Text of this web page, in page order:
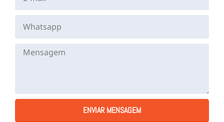
ENVIAR MENSAGEM